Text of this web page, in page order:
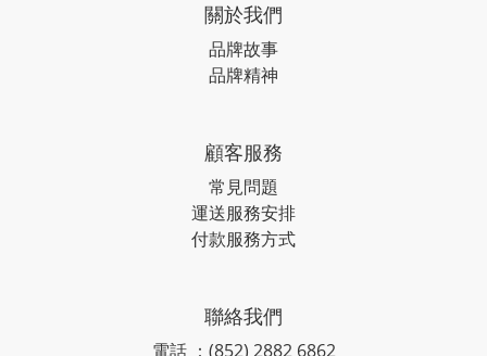
關於我們
品牌故事
品牌精神
顧客服務
常見問題
運送服務安排
付款服務方式
聯絡我們
電話 ：(852) 2882 6862